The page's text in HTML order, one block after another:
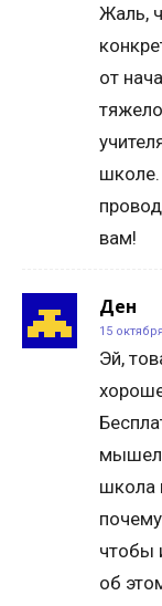
Жаль,
от
вам!
Ден
15
Эй,
школа
чтобы
об